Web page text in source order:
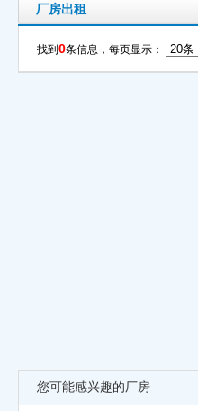
厂房出租
找到 0条信息，每页显示：
您可能感兴趣的厂房